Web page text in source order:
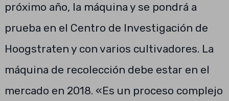
próximo año, la máquina y se pondrá a
prueba en el Centro de Investigación de
Hoogstraten y con varios cultivadores. La
máquina de recolección debe estar en el
mercado en 2018. «Es un proceso complejo